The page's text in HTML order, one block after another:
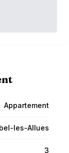
Appartement
les-Allues
3